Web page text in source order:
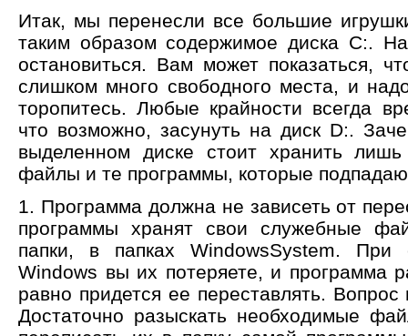
Итак, мы перенесли все большие
таким образом содержимое диска C:.
остановиться. Вам может показаться,
слишком много свободного места, и
торопитесь. Любые крайности всегда
что возможно, засунуть на диск D:.
выделенном диске стоит хранить
файлы и те программы, которые
1. Программа должна не зависеть от
программы хранят свои служебные
папки, в папках WindowsSystem. При
Windows вы их потеряете, и программа
равно придется ее переставлять.
Достаточно разыскать необходимые